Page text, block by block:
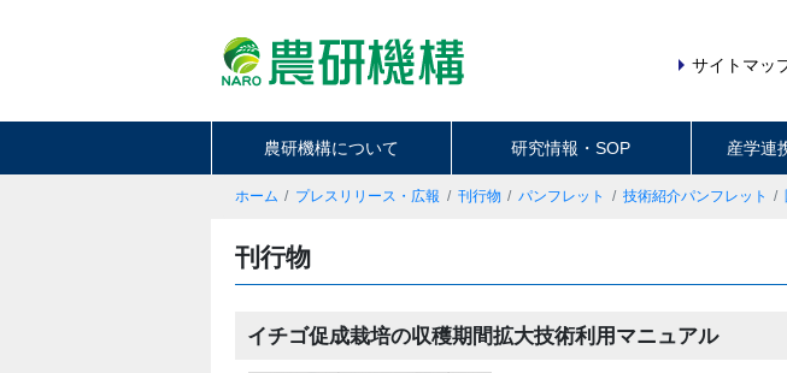
サイトマッ
農研機構について 研究情報・SOP 産学連
ホーム プレスリリース・広報 刊行物 パンフレット 技術紹介パンフレット
刊行物
イチゴ促成栽培の収穫期間拡大技術利用マニュアル